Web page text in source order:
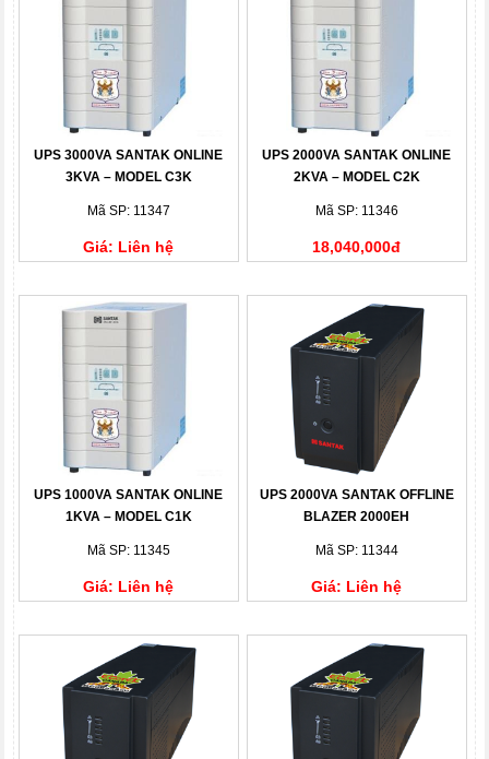
UPS 3000VA SANTAK ONLINE
3KVA – MODEL C3K
Mã SP: 11347
Giá: Liên hệ
UPS 2000VA SANTAK ONLINE
2KVA – MODEL C2K
Mã SP: 11346
18,040,000đ
UPS 1000VA SANTAK ONLINE
1KVA – MODEL C1K
Mã SP: 11345
Giá: Liên hệ
UPS 2000VA SANTAK OFFLINE
BLAZER 2000EH
Mã SP: 11344
Giá: Liên hệ